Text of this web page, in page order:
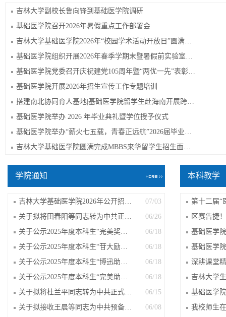
吉林大学副校长鲁向锋到基础医学院调研
基础医学院召开2026年暑假重点工作部署会
吉林大学基础医学院2026年“校园学术活动开放日”圆满举办
基础医学院组织开展2026年春季学期末暨暑假前实验室安全及消防安全检查
基础医学院党委召开庆祝建党105周年暨“两优一先”表彰大会
基础医学院开展2026年招生宣传工作专题培训
搭建南北协同育人基地|基础医学院留学生赴海南开展跨区域临床实习
基础医学院举办 2026 年毕业典礼暨学位授予仪式
基础医学院举办“薪火七五载，青春正远航”2026届毕业晚会
吉林大学基础医学院圆满完成MBBS来华留学生招生面试工作
学院通知
07/03
吉林大学基础医学院2026年公开招聘派遣...
06/26
关于拟将田春阳等同志转为中共正式党员...
06/18
关于公示2025年度本科生“完美奖学金”...
06/18
关于公示2025年度本科生“苷大励学金”...
06/18
关于公示2025年度本科生“博迅助学金”...
06/18
关于公示2025年度本科生“完美助学金”...
06/15
关于拟将杜兰平同志转为中共正式党员的公示
06/08
关于拟接收王晨等同志为中共预备党员的公示
本科教学